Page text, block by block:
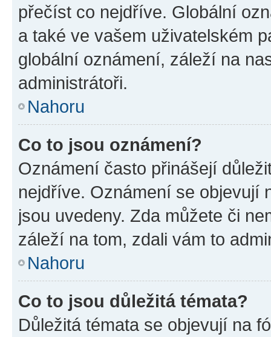
přečíst co nejdříve. Globální
a také ve vašem uživatelském
globální oznámení, záleží na
administrátoři.
Nahoru
Co to jsou oznámení?
Oznámení často přinášejí
nejdříve. Oznámení se objevují
jsou uvedeny. Zda můžete či
záleží na tom, zdali vám to
Nahoru
Co to jsou důležitá témata?
Důležitá témata se objevují na